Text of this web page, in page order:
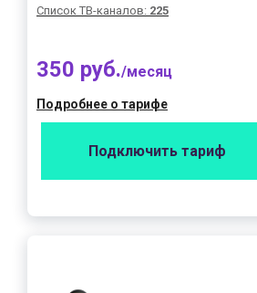
Список ТВ-каналов: 225
350 руб./месяц
Подробнее о тарифе
Подключить тариф